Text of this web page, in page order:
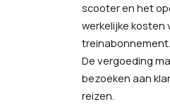
scooter en het
werkelijke kosten
treinabonnement.
De vergoeding
bezoeken aan
reizen.